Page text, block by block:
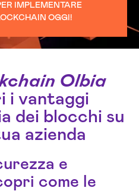
IMPLEMENTARE
OGGI!
Olbia
i vantaggi
dei blocchi su
azienda
e
come le